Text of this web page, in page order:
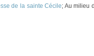
de la sainte Cécile; Au milieu